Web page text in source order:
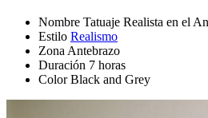
Nombre Tatuaje Realista en el
Estilo Realismo
Zona Antebrazo
Duración 7 horas
Color Black and Grey